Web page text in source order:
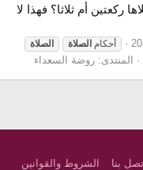
ركعتين أم ثلاثا؟ فهذا لا
أحكام الصلاة
الصلاة
المنتدى: روضة السعداء
إتصل بنا الشروط والقوانين